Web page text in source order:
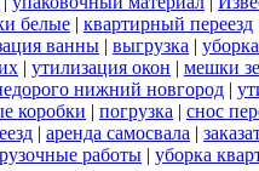
белые | квартирный переезд
ванны | выгрузка |
| утилизация окон | мешки
нижний новгород |
коробки | погрузка | снос
| аренда самосвала |
работы | уборка